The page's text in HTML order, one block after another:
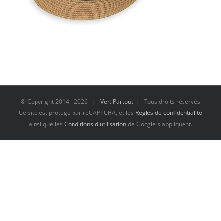
© Copyright 2014 -2026 | Vert Partout | Tous droits réservés
Ce site est protégé par reCAPTCHA, et les Règles de confidentialité
ainsi que les Conditions d'utilisationde Google s'appliquent.